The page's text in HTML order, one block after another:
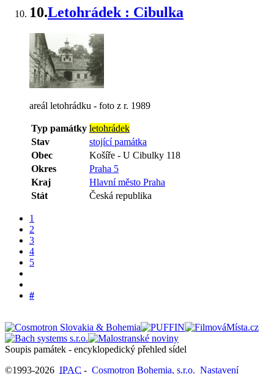
10.Letohrádek : Cibulka
areál letohrádku - foto z r. 1989
Typ památky letohrádek
Stav
stojící památka
Obec
Košíře - U Cibulky 118
Okres
Praha 5
Kraj
Hlavní město Praha
Stát
Česká republika
1
2
3
4
5
#
Soupis památek - encyklopedický přehled sídel
©1993-2026 IPAC - Cosmotron Bohemia, s.r.o. Nastavení